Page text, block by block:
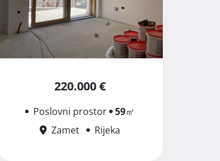
220.000 €
Poslovni prostor 59㎡
Zamet
Rijeka